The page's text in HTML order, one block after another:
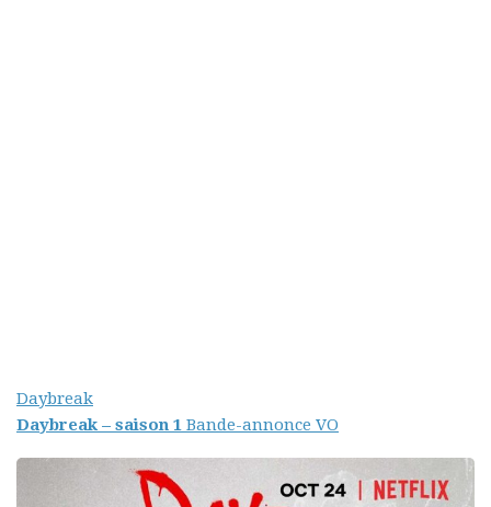
Daybreak
Daybreak – saison 1 Bande-annonce VO